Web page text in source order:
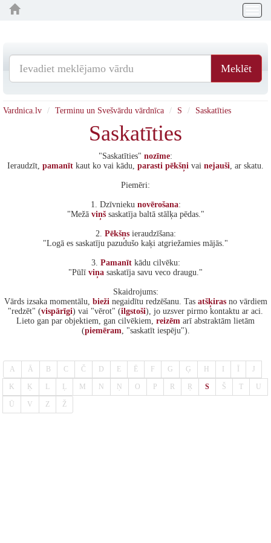
Meklēt
Vardnica.lv Terminu un Svešvārdu vārdnīca S Saskatīties
Saskatīties
"Saskatīties" nozīme:
Ieraudzīt, pamanīt kaut ko vai kādu, parasti pēkšņi vai nejauši, ar skatu.
Piemēri:
1. Dzīvnieku novērošana:
"Mežā viņšsaskatīja baltā stālķa pēdas."
2. Pēkšņsieraudzīšana:
"Logā es saskatīju pazudušo kaķi atgriežamies mājās."
3. Pamanītkādu cilvēku:
"Pūlī viņa saskatīja savu veco draugu."
Skaidrojums:
Vārds izsaka momentālu, biežinegaidītu redzēšanu. Tas atšķirasno vārdiem
"redzēt" (vispārīgi) vai "vērot" (ilgstoši), jo uzsver pirmo kontaktu ar aci.
Lieto gan par objektiem, gan cilvēkiem, reizēm arī abstraktām lietām
(piemēram, "saskatīt iespēju").
A Ā B C Č D E Ē F G Ģ H J
K Ķ L Ļ M N Ņ O P R Ŗ S Š T U
Ū V Z Ž